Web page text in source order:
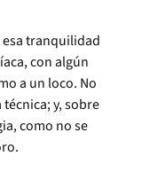
tranquilidad
con algún
a un loco. No
y, sobre
como no se